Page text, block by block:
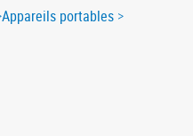
Appareils portables